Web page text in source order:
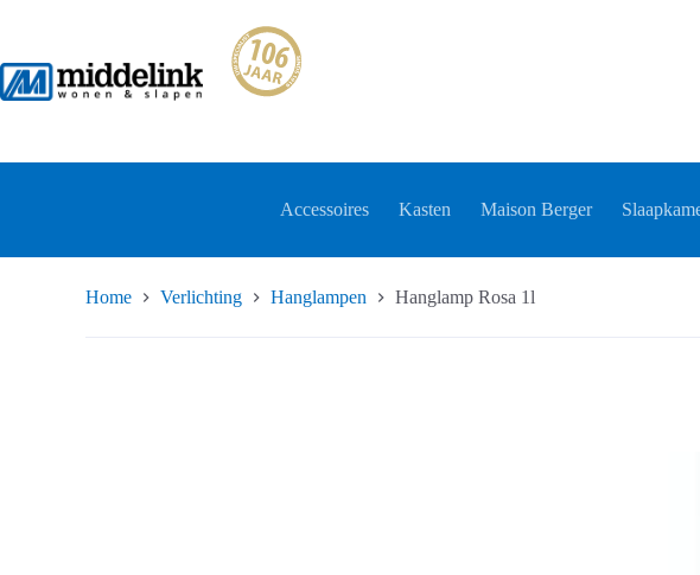
inhoud
Accessoires Kasten Maison Berger
Home Verlichting Hanglampen Hanglamp Rosa 1l